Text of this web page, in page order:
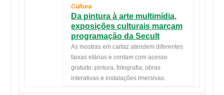
Cultura
Da pintura à arte multimídia,
exposições culturais marcam
programação da Secult
As mostras em cartaz atendem diferentes
faixas etárias e contam com acesso
gratuito: pintura, fotografia, obras
interativas e instalações imersivas.